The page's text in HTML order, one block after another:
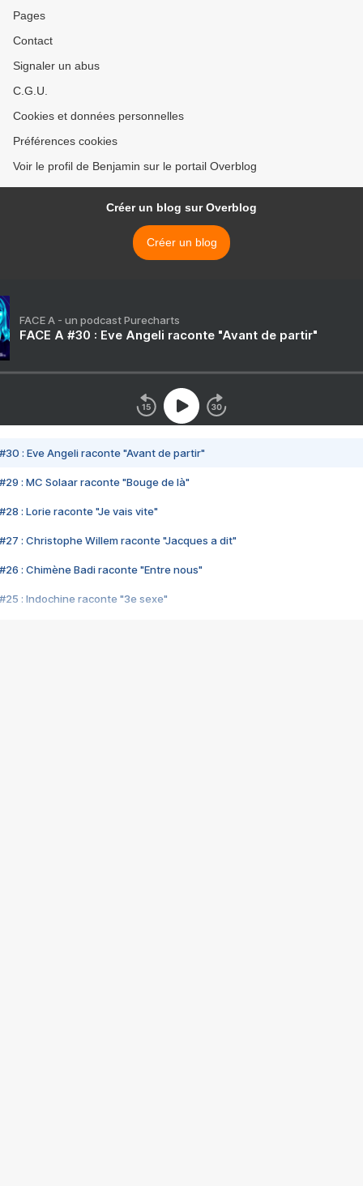
Pages
Contact
Signaler un abus
C.G.U.
Cookies et données personnelles
Préférences cookies
Voir le profil de Benjamin sur le portail Overblog
Créer un blog sur Overblog
Créer un blog
FACE A - un podcast Purecharts
FACE A #30 : Eve Angeli raconte "Avant de partir"
#30 : Eve Angeli raconte "Avant de partir"
#29 : MC Solaar raconte "Bouge de là"
#28 : Lorie raconte "Je vais vite"
#27 : Christophe Willem raconte "Jacques a dit"
#26 : Chimène Badi raconte "Entre nous"
#25 : Indochine raconte "3e sexe"